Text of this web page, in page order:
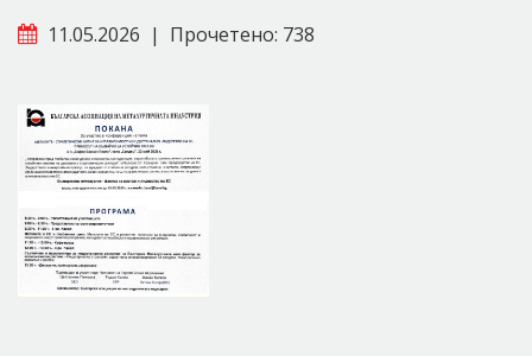
11.05.2026 | Прочетено: 738